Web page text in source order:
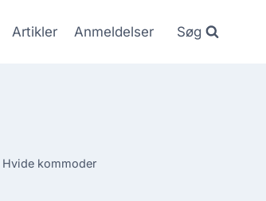
Artikler Anmeldelser Søg
Hvide kommoder